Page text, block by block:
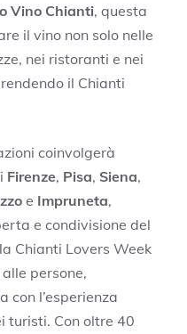
Vino Chianti, questa
il vino non solo nelle
nei ristoranti e nei
il Chianti
coinvolgerà
Firenze, Pisa, Siena,
e Impruneta,
e condivisione del
Chianti Lovers Week
persone,
con l’esperienza
turisti. Con oltre 40